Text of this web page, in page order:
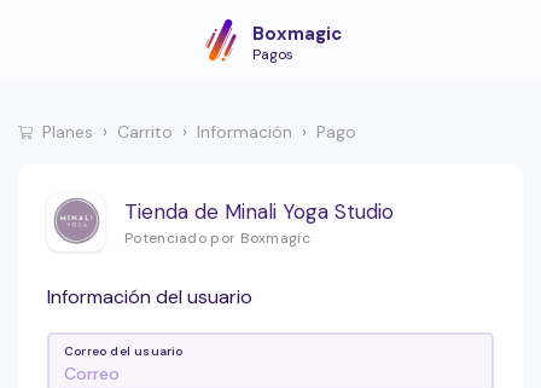
Boxmagic
Pagos
Planes Carrito Información Pago
Tienda de Minali Yoga Studio
Potenciado por Boxmagic
Información del usuario
Correo del usuario